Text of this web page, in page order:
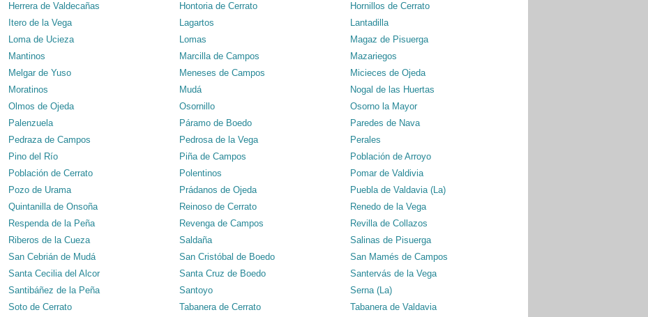
Herrera de Valdecañas Hontoria de Cerrato
Hornillos de Cerrato
Itero de la Vega Lagartos
Lantadilla
Loma de Ucieza Lomas
Magaz de Pisuerga
Mantinos Marcilla de Campos
Mazariegos
Melgar de Yuso Meneses de Campos
Micieces de Ojeda
Moratinos Mudá
Nogal de las Huertas
Olmos de Ojeda Osornillo
Osorno la Mayor
Palenzuela Páramo de Boedo
Paredes de Nava
Pedraza de Campos Pedrosa de la Vega
Perales
Pino del Río Piña de Campos
Población de Arroyo
Población de Cerrato Polentinos
Pomar de Valdivia
Pozo de Urama Prádanos de Ojeda
Puebla de Valdavia (La)
Quintanilla de Onsoña Reinoso de Cerrato
Renedo de la Vega
Respenda de la Peña Revenga de Campos
Revilla de Collazos
Riberos de la Cueza Saldaña
Salinas de Pisuerga
San Cebrián de Mudá San Cristóbal de Boedo
San Mamés de Campos
Santa Cecilia del Alcor Santa Cruz de Boedo
Santervás de la Vega
Santibáñez de la Peña Santoyo
Serna (La)
Soto de Cerrato Tabanera de Cerrato
Tabanera de Valdavia